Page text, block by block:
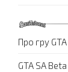
Про гру
GTA SA Beta